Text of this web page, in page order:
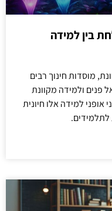
בין למידה
מוסדות חינוך רבים
פנים ולמידה מקוונת
אופני למידה אלו חיונית